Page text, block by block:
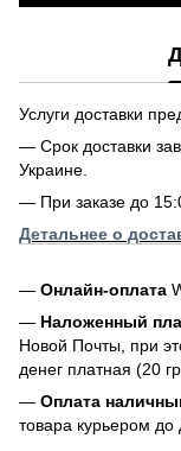
Услуги доставки
— Срок доставки
Украине.
— При заказе до
Детальнее о
— Онлайн-оплата
— Наложенный
Новой Почты, при
денег платная (20
— Оплата
товара курьером до